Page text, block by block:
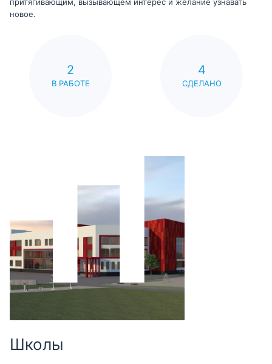
притягивающим, вызывающем интерес и желание узнавать
новое.
2
В РАБОТЕ
4
СДЕЛАНО
Школы